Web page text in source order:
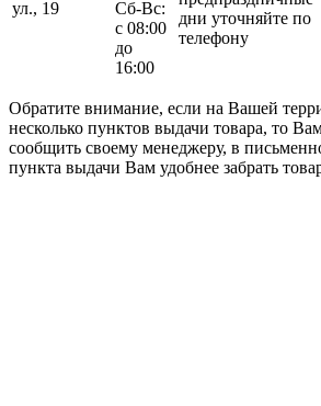
ул., 19
Сб-Вс:
с 08:00
до
16:00
дни уточняйте по
телефону
Обратите внимание, если на Вашей
несколько пунктов выдачи товара, то
сообщить своему менеджеру, в
пункта выдачи Вам удобнее забрать